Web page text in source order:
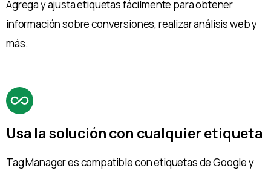
Agrega y ajusta etiquetas fácilmente para obtener
información sobre conversiones, realizar análisis web y
más.
Usa la solución con cualquier etiqueta
Tag Manager es compatible con etiquetas de Google y